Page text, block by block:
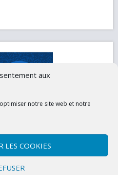
aux
notre site web et notre
LES COOKIES
(UE)